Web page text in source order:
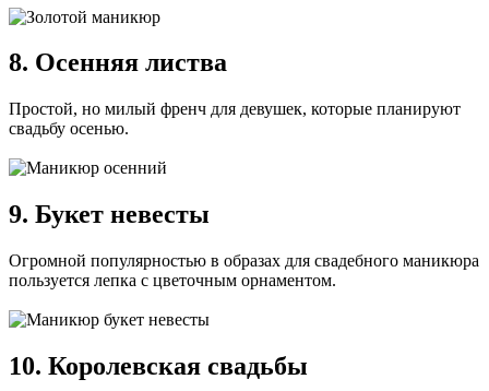
8. Осенняя листва
Простой, но милый френч для девушек, которые планируют
свадьбу осенью.
9. Букет невесты
Огромной популярностью в образах для свадебного маникюра
пользуется лепка с цветочным орнаментом.
10. Королевская свадьбы